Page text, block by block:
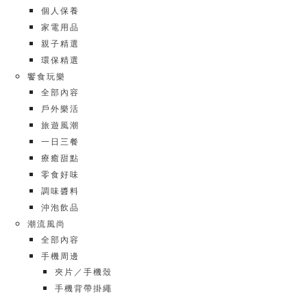
個人保養
家電用品
親子精選
環保精選
饗食玩樂
全部內容
戶外樂活
旅遊風潮
一日三餐
療癒甜點
零食好味
調味醬料
沖泡飲品
潮流風尚
全部內容
手機周邊
夾片／手機殼
手機背帶掛繩